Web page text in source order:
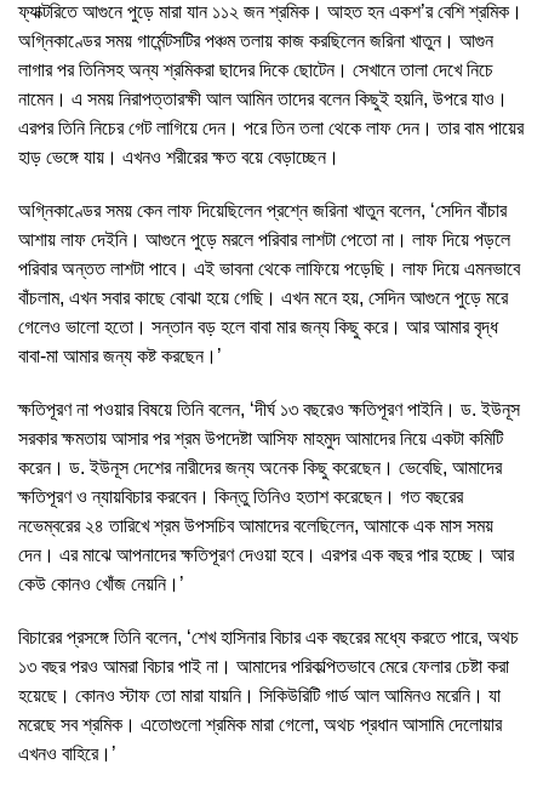
ফ্যাক্টরিতে আগুনে পুড়ে মারা যান ১১২ জন শ্রমিক। আহত হন একশ’র বেশি শ্রমিক।
অগ্নিকাণ্ডের সময় গার্মেন্টসটির পঞ্চম তলায় কাজ করছিলেন জরিনা খাতুন। আগুন
লাগার পর তিনিসহ অন্য শ্রমিকরা ছাদের দিকে ছোটেন। সেখানে তালা দেখে নিচে
নামেন। এ সময় নিরাপত্তারক্ষী আল আমিন তাদের বলেন কিছুই হয়নি, উপরে যাও।
এরপর তিনি নিচের গেট লাগিয়ে দেন। পরে তিন তলা থেকে লাফ দেন। তার বাম পায়ের
হাড় ভেঙ্গে যায়। এখনও শরীরের ক্ষত বয়ে বেড়াচ্ছেন।
অগ্নিকাণ্ডের সময় কেন লাফ দিয়েছিলেন প্রশ্নে জরিনা খাতুন বলেন, ‘সেদিন বাঁচার
আশায় লাফ দেইনি। আগুনে পুড়ে মরলে পরিবার লাশটা পেতো না। লাফ দিয়ে পড়লে
পরিবার অন্তত লাশটা পাবে। এই ভাবনা থেকে লাফিয়ে পড়েছি। লাফ দিয়ে এমনভাবে
বাঁচলাম, এখন সবার কাছে বোঝা হয়ে গেছি। এখন মনে হয়, সেদিন আগুনে পুড়ে মরে
গেলেও ভালো হতো। সন্তান বড় হলে বাবা মার জন্য কিছু করে। আর আমার বৃদ্ধ
বাবা-মা আমার জন্য কষ্ট করছেন।’
ক্ষতিপূরণ না পওয়ার বিষয়ে তিনি বলেন, ‘দীর্ঘ ১৩ বছরেও ক্ষতিপূরণ পাইনি। ড. ইউনূস
সরকার ক্ষমতায় আসার পর শ্রম উপদেষ্টা আসিফ মাহমুদ আমাদের নিয়ে একটা কমিটি
করেন। ড. ইউনূস দেশের নারীদের জন্য অনেক কিছু করেছেন। ভেবেছি, আমাদের
ক্ষতিপূরণ ও ন্যায়বিচার করবেন। কিন্তু তিনিও হতাশ করেছেন। গত বছরের
নভেম্বরের ২৪ তারিখে শ্রম উপসচিব আমাদের বলেছিলেন, আমাকে এক মাস সময়
দেন। এর মাঝে আপনাদের ক্ষতিপূরণ দেওয়া হবে। এরপর এক বছর পার হচ্ছে। আর
কেউ কোনও খোঁজ নেয়নি।’
বিচারের প্রসঙ্গে তিনি বলেন, ‘শেখ হাসিনার বিচার এক বছরের মধ্যে করতে পারে, অথচ
১৩ বছর পরও আমরা বিচার পাই না। আমাদের পরিকল্পিতভাবে মেরে ফেলার চেষ্টা করা
হয়েছে। কোনও স্টাফ তো মারা যায়নি। সিকিউরিটি গার্ড আল আমিনও মরেনি। যা
মরেছে সব শ্রমিক। এতোগুলো শ্রমিক মারা গেলো, অথচ প্রধান আসামি দেলোয়ার
এখনও বাহিরে।’